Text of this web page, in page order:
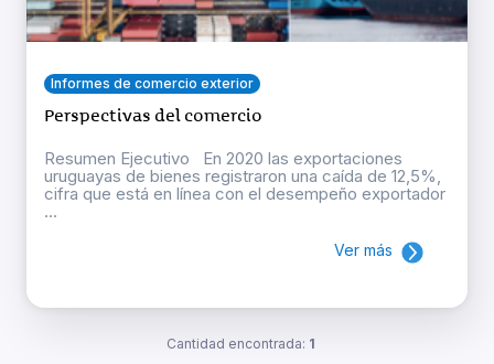
Informes de comercio exterior
Perspectivas del comercio
Resumen Ejecutivo En 2020 las exportaciones
uruguayas de bienes registraron una caída de 12,5%,
cifra que está en línea con el desempeño exportador
...
Ver más
Cantidad encontrada: 1